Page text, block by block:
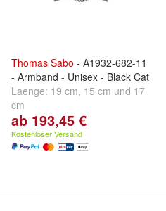
Thomas Sabo - A1932-682-11
- Armband - Unisex - Black Cat
Laenge: 19 cm, 15 cm und 17
cm
ab 193,45 €
Kostenloser Versand